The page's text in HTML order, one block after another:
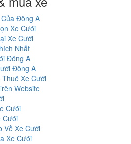
Đông A
Xe Cưới
Xe Cưới
Nhất
Đông A
Đông A
Xe Cưới
Website
Cưới
Cưới
Về Xe Cưới
Xe Cưới